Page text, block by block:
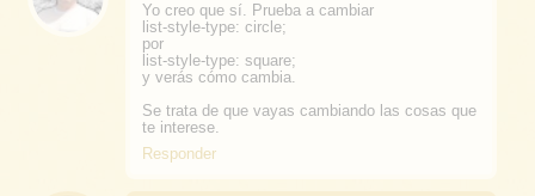
Yo creo que sí. Prueba a cambiar
list-style-type: circle;
por
list-style-type: square;
y verás cómo cambia.
Se trata de que vayas cambiando las cosas que
te interese.
Responder